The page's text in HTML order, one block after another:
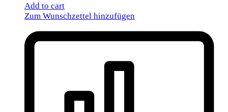
Add to cart
Zum Wunschzettel hinzufügen